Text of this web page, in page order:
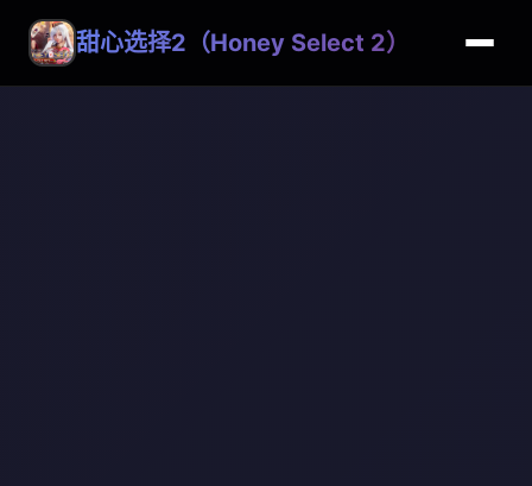
甜心选择2（Honey Select 2）